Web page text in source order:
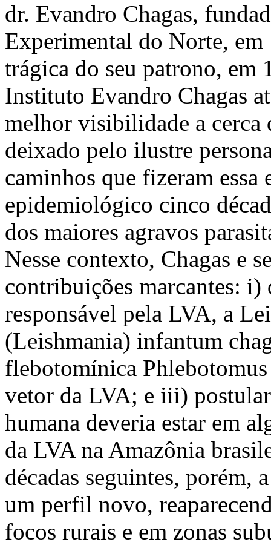
dr. Evandro Chagas,
Experimental do Norte,
trágica do seu patrono, em
Instituto Evandro Chagas
melhor visibilidade a
deixado pelo ilustre
caminhos que fizeram
epidemiológico cinco
dos maiores agravos
Nesse contexto, Chagas e
contribuições marcantes: i)
responsável pela LVA, a
(Leishmania) infantum
flebotomínica
vetor da LVA; e iii)
humana deveria estar em
da LVA na Amazônia
décadas seguintes, porém,
um perfil novo,
focos rurais e em zonas